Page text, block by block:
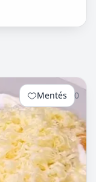
Mentés 0